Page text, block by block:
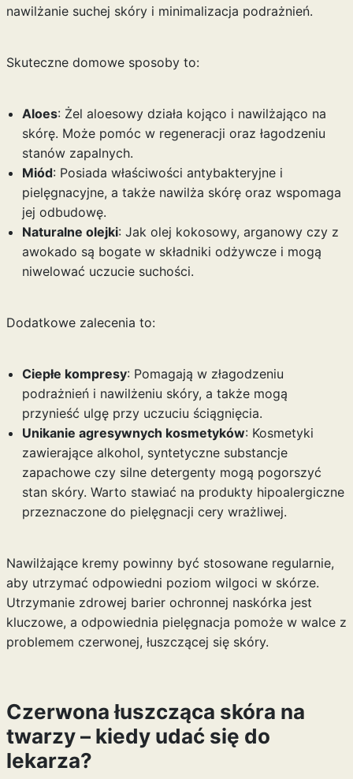
nawilżanie suchej skóry i minimalizacja podrażnień.
Skuteczne domowe sposoby to:
Aloes: Żel aloesowy działa kojąco i nawilżająco na
skórę. Może pomóc w regeneracji oraz łagodzeniu
stanów zapalnych.
Miód: Posiada właściwości antybakteryjne i
pielęgnacyjne, a także nawilża skórę oraz wspomaga
jej odbudowę.
Naturalne olejki: Jak olej kokosowy, arganowy czy z
awokado są bogate w składniki odżywcze i mogą
niwelować uczucie suchości.
Dodatkowe zalecenia to:
Ciepłe kompresy: Pomagają w złagodzeniu
podrażnień i nawilżeniu skóry, a także mogą
przynieść ulgę przy uczuciu ściągnięcia.
Unikanie agresywnych kosmetyków: Kosmetyki
zawierające alkohol, syntetyczne substancje
zapachowe czy silne detergenty mogą pogorszyć
stan skóry. Warto stawiać na produkty hipoalergiczne
przeznaczone do pielęgnacji cery wrażliwej.
Nawilżające kremy powinny być stosowane regularnie,
aby utrzymać odpowiedni poziom wilgoci w skórze.
Utrzymanie zdrowej barier ochronnej naskórka jest
kluczowe, a odpowiednia pielęgnacja pomoże w walce z
problemem czerwonej, łuszczącej się skóry.
Czerwona łuszcząca skóra na
twarzy – kiedy udać się do
lekarza?